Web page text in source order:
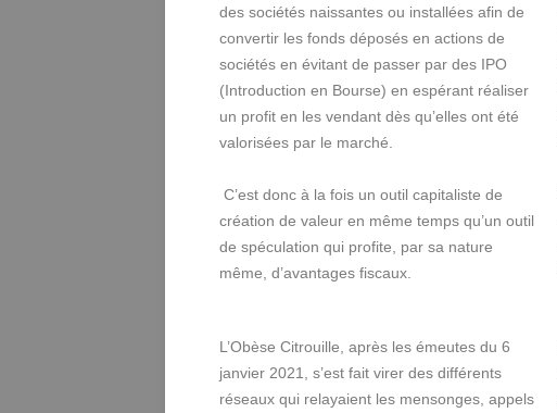
des sociétés naissantes ou installées afin de
convertir les fonds déposés en actions de
sociétés en évitant de passer par des IPO
(Introduction en Bourse) en espérant réaliser
un profit en les vendant dès qu’elles ont été
valorisées par le marché.
C’est donc à la fois un outil capitaliste de
création de valeur en même temps qu’un outil
de spéculation qui profite, par sa nature
même, d’avantages fiscaux.
L’Obèse Citrouille, après les émeutes du 6
janvier 2021, s’est fait virer des différents
réseaux qui relayaient les mensonges, appels